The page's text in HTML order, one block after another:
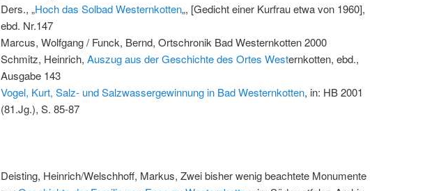
Ders., „Hoch das Solbad Westernkotten„, [Gedicht einer Kurfrau etwa von 1960],
ebd. Nr.147
Marcus, Wolfgang / Funck, Bernd, Ortschronik Bad Westernkotten 2000
Schmitz, Heinrich, Auszug aus der Geschichte des Ortes Westernkotten, ebd.,
Ausgabe 143
Vogel, Kurt, Salz- und Salzwassergewinnung in Bad Westernkotten, in: HB 2001
(81.Jg.), S. 85-87
Deisting, Heinrich/Welschhoff, Markus, Zwei bisher wenig beachtete Monumente